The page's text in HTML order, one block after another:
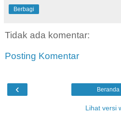
Berbagi
Tidak ada komentar:
Posting Komentar
‹ Beranda
Lihat versi